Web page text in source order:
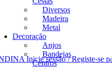
Diversos
Madeira
Metal
Decoração
Anjos
Bandejas
Centros
Inicie sessão / Registe-se